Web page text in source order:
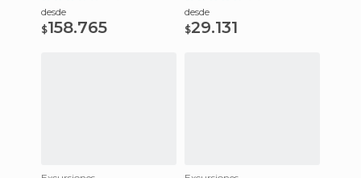
desde
$158.765
desde
$29.131